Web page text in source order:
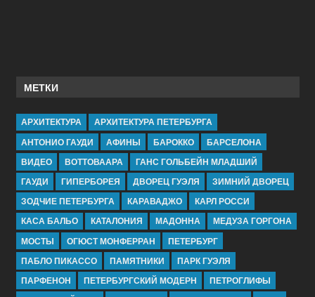
МЕТКИ
АРХИТЕКТУРА
АРХИТЕКТУРА ПЕТЕРБУРГА
АНТОНИО ГАУДИ
АФИНЫ БАРОККО
БАРСЕЛОНА
ВИДЕО
ВОТТОВААРА
ГАНС ГОЛЬБЕЙН МЛАДШИЙ
ГАУДИ
ГИПЕРБОРЕЯ ДВОРЕЦ ГУЭЛЯ
ЗИМНИЙ ДВОРЕЦ
ЗОДЧИЕ ПЕТЕРБУРГА
КАРАВАДЖО
КАРЛ РОССИ
КАСА БАЛЬО
КАТАЛОНИЯ МАДОННА
МЕДУЗА ГОРГОНА
МОСТЫ
ОГЮСТ МОНФЕРРАН
ПЕТЕРБУРГ
ПАБЛО ПИКАССО
ПАМЯТНИКИ
ПАРК ГУЭЛЯ
ПАРФЕНОН
ПЕТЕРБУРГСКИЙ МОДЕРН
ПЕТРОГЛИФЫ